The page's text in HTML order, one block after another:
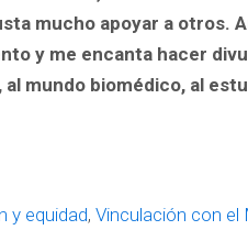
mucho apoyar a otros.
y me encanta hacer
al mundo biomédico, al
y equidad,Vinculación con el